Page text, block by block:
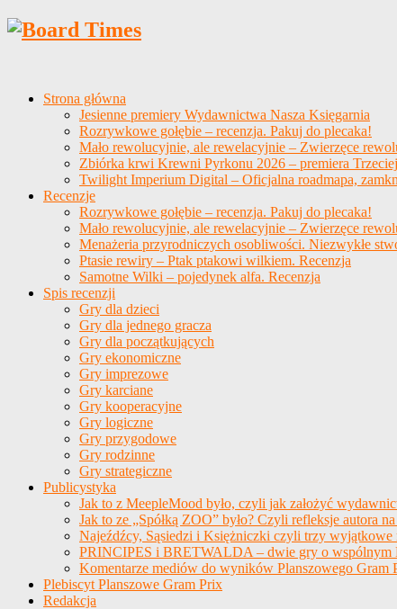
Strona główna
Jesienne premiery Wydawnictwa Nasza Księgarnia
Rozrywkowe gołębie – recenzja. Pakuj do plecaka!
Mało rewolucyjnie, ale rewelacyjnie – Zwierzęce
Zbiórka krwi Krewni Pyrkonu 2026 – premiera
Twilight Imperium Digital – Oficjalna roadmapa,
Recenzje
Rozrywkowe gołębie – recenzja. Pakuj do plecaka!
Mało rewolucyjnie, ale rewelacyjnie – Zwierzęce
Menażeria przyrodniczych osobliwości. Niezwykłe
Ptasie rewiry – Ptak ptakowi wilkiem. Recenzja
Samotne Wilki – pojedynek alfa. Recenzja
Spis recenzji
Gry dla dzieci
Gry dla jednego gracza
Gry dla początkujących
Gry ekonomiczne
Gry imprezowe
Gry karciane
Gry kooperacyjne
Gry logiczne
Gry przygodowe
Gry rodzinne
Gry strategiczne
Publicystyka
Jak to z MeepleMood było, czyli jak założyć
Jak to ze „Spółką ZOO” było? Czyli refleksje autora
Najeźdźcy, Sąsiedzi i Księżniczki czyli trzy wyjątkowe
PRINCIPES i BRETWALDA – dwie gry o wspólnym
Komentarze mediów do wyników Planszowego Gram
Plebiscyt Planszowe Gram Prix
Redakcja